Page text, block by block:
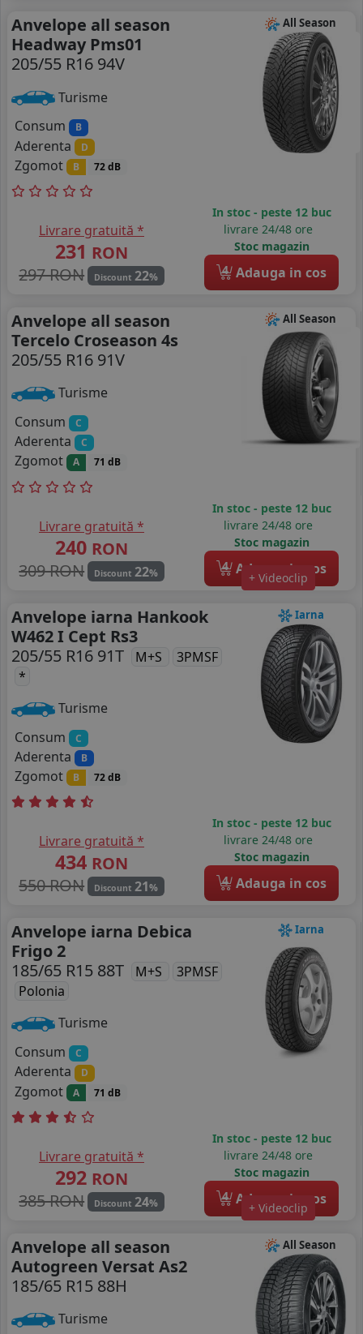
All Season
Anvelope all season
Headway Pms01
205/55 R16 94V
Turisme
Consum
B
Aderenta D
Zgomot B 72 dB
Livrare gratuită *
231 RON
297 RON
Discount 22%
In stoc - peste 12 buc
livrare 24/48 ore
Stoc magazin
4 Adauga in cos
All Season
+ Videoclip
Anvelope all season
Tercelo Croseason 4s
205/55 R16 91V
Turisme
Consum
C
Aderenta C
Zgomot A 71 dB
Livrare gratuită *
240 RON
309 RON
Discount 22%
In stoc - peste 12 buc
livrare 24/48 ore
Stoc magazin
4 Adauga in cos
Iarna
Anvelope iarna Hankook
W462 I Cept Rs3
205/55 R16 91T
M+S
3PMSF
*
Turisme
Consum
C
Aderenta B
Zgomot B 72 dB
Livrare gratuită *
434 RON
550 RON
Discount 21%
In stoc - peste 12 buc
livrare 24/48 ore
Stoc magazin
4 Adauga in cos
Iarna
+ Videoclip
Anvelope iarna Debica
Frigo 2
185/65 R15 88T
M+S
3PMSF
Polonia
Turisme
Consum
C
Aderenta D
Zgomot A 71 dB
Livrare gratuită *
292 RON
385 RON
Discount 24%
In stoc - peste 12 buc
livrare 24/48 ore
Stoc magazin
4 Adauga in cos
All Season
Anvelope all season
Autogreen Versat As2
185/65 R15 88H
Turisme